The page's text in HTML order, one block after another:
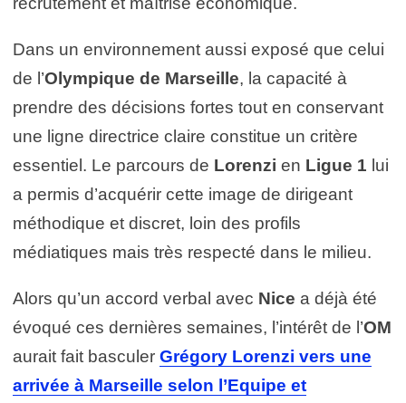
Dans un environnement aussi exposé que celui
de l’Olympique de Marseille, la capacité à
prendre des décisions fortes tout en conservant
une ligne directrice claire constitue un critère
essentiel. Le parcours de Lorenzi en Ligue 1 lui
a permis d’acquérir cette image de dirigeant
méthodique et discret, loin des profils
médiatiques mais très respecté dans le milieu.
Alors qu’un accord verbal avec Nice a déjà été
évoqué ces dernières semaines, l’intérêt de l’OM
aurait fait basculer Grégory Lorenzi vers une
arrivée à Marseille selon l’Equipe et